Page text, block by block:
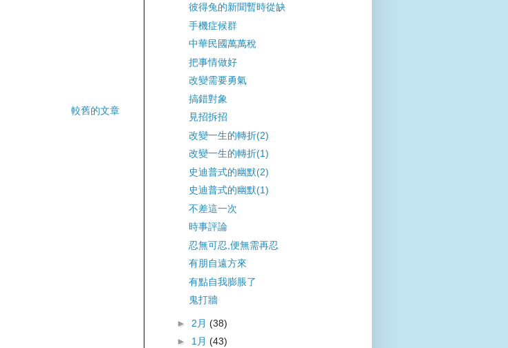
較舊的文章
彼得兔的新聞暫時從缺
手機症候群
中華民國萬萬稅
把事情做好
改變需要勇氣
搞錯對象
見招拆招
改變一生的轉折(2)
改變一生的轉折(1)
史迪普式的幽默(2)
史迪普式的幽默(1)
不差這一次
時事評論
忍無可忍,便無需再忍
有朋自遠方來
有點自我膨脹了
鬼打牆
► 2月 (38)
► 1月 (43)